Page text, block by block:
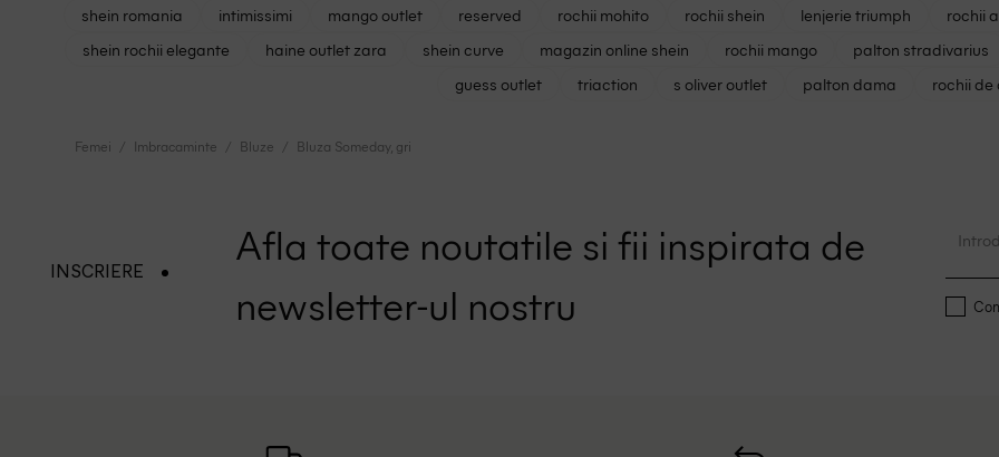
shein romania intimissimi mango outlet reserved rochii mohito rochii shein lenjerie triumph rochii
shein rochii elegante
haine outlet zara shein curve magazin online shein rochii mango palton stradivarius
guess outlet
triaction s oliver outlet palton dama rochii de
Femei Imbracaminte Bluze Bluza Someday, gri
INSCRIERE
Afla toate noutatile si fii inspirata de
newsletter-ul nostru